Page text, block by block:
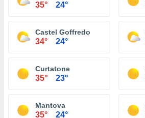
35° 24°
Castel Goffredo
34° 24°
Curtatone
35° 23°
Mantova
35° 24°